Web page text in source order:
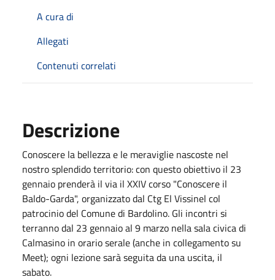
A cura di
Allegati
Contenuti correlati
Descrizione
Conoscere la bellezza e le meraviglie nascoste nel
nostro splendido territorio: con questo obiettivo il 23
gennaio prenderà il via il XXIV corso "Conoscere il
Baldo-Garda", organizzato dal Ctg El Vissinel col
patrocinio del Comune di Bardolino. Gli incontri si
terranno dal 23 gennaio al 9 marzo nella sala civica di
Calmasino in orario serale (anche in collegamento su
Meet); ogni lezione sarà seguita da una uscita, il
sabato.